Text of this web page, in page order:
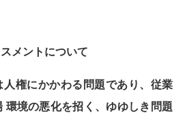
メントについて
権にかかわる問題であり、従業
環境の悪化を招く、ゆゆしき問題